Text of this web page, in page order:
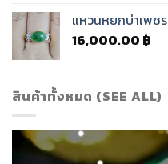
แหวนหยกบ่าเพชร
16,000.00 ฿
สินค้าทั้งหมด (SEE ALL)